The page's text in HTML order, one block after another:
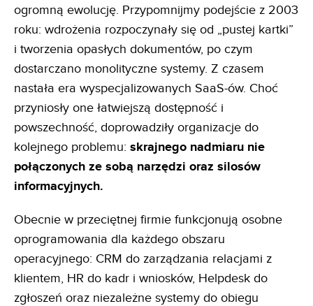
ogromną ewolucję. Przypomnijmy podejście z 2003
roku: wdrożenia rozpoczynały się od „pustej kartki”
i tworzenia opasłych dokumentów, po czym
dostarczano monolityczne systemy. Z czasem
nastała era wyspecjalizowanych SaaS-ów. Choć
przyniosły one łatwiejszą dostępność i
powszechność, doprowadziły organizacje do
kolejnego problemu: skrajnego nadmiaru nie
połączonych ze sobą narzędzi oraz silosów
informacyjnych.
Obecnie w przeciętnej firmie funkcjonują osobne
oprogramowania dla każdego obszaru
operacyjnego: CRM do zarządzania relacjami z
klientem, HR do kadr i wniosków, Helpdesk do
zgłoszeń oraz niezależne systemy do obiegu